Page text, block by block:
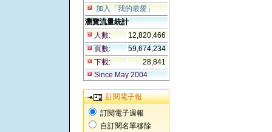
加入「我的最愛」
瀏覽流量統計
人數:
12,820,466
頁數:
59,674,234
下載:
28,841
Since May 2004
訂閱電子報
訂閱電子週報
自訂閱名單移除